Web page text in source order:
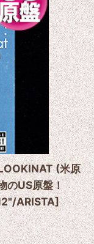
(米原
のUS原盤！
ARISTA]